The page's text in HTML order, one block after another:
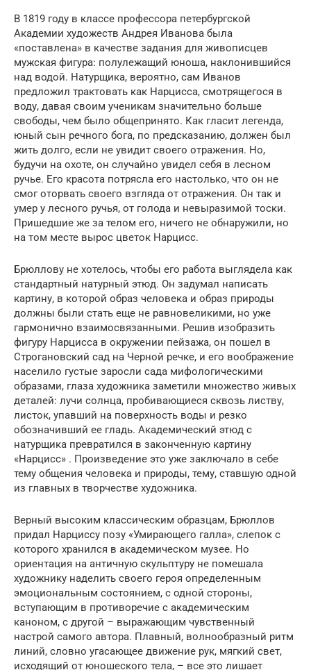
В 1819 году в классе профессора петербургской
Академии художеств Андрея Иванова была
«поставлена» в качестве задания для живописцев
мужская фигура: полулежащий юноша, наклонившийся
над водой. Натурщика, вероятно, сам Иванов
предложил трактовать как Нарцисса, смотрящегося в
воду, давая своим ученикам значительно больше
свободы, чем было общепринято. Как гласит легенда,
юный сын речного бога, по предсказанию, должен был
жить долго, если не увидит своего отражения. Но,
будучи на охоте, он случайно увидел себя в лесном
ручье. Его красота потрясла его настолько, что он не
смог оторвать своего взгляда от отражения. Он так и
умер у лесного ручья, от голода и невыразимой тоски.
Пришедшие же за телом его, ничего не обнаружили, но
на том месте вырос цветок Нарцисс.
Брюллову не хотелось, чтобы его работа выглядела как
стандартный натурный этюд. Он задумал написать
картину, в которой образ человека и образ природы
должны были стать еще не равновеликими, но уже
гармонично взаимосвязанными. Решив изобразить
фигуру Нарцисса в окружении пейзажа, он пошел в
Строгановский сад на Черной речке, и его воображение
населило густые заросли сада мифологическими
образами, глаза художника заметили множество живых
деталей: лучи солнца, пробивающиеся сквозь листву,
листок, упавший на поверхность воды и резко
обозначивший ее гладь. Академический этюд с
натурщика превратился в законченную картину
«Нарцисс» . Произведение это уже заключало в себе
тему общения человека и природы, тему, ставшую одной
из главных в творчестве художника.
Верный высоким классическим образцам, Брюллов
придал Нарциссу позу «Умирающего галла», слепок с
которого хранился в академическом музее. Но
ориентация на античную скульптуру не помешала
художнику наделить своего героя определенным
эмоциональным состоянием, с одной стороны,
вступающим в противоречие с академическим
каноном, с другой – выражающим чувственный
настрой самого автора. Плавный, волнообразный ритм
линий, словно угасающее движение рук, мягкий свет,
исходящий от юношеского тела, – все это лишает